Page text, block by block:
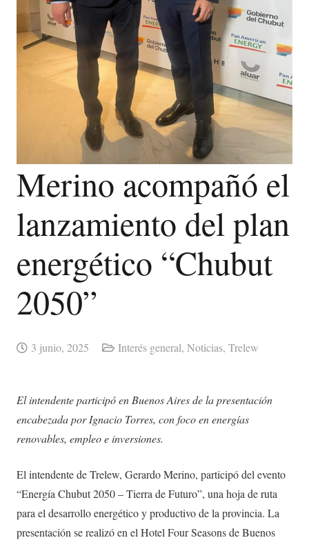
Merino acompañó el
lanzamiento del plan
energético “Chubut
2050”
3 junio, 2025 Interés general, Noticias, Trelew
El intendente participó en Buenos Aires de la presentación
encabezada por Ignacio Torres, con foco en energías
renovables, empleo e inversiones.
El intendente de Trelew, Gerardo Merino, participó del evento
“Energía Chubut 2050 – Tierra de Futuro”, una hoja de ruta
para el desarrollo energético y productivo de la provincia. La
presentación se realizó en el Hotel Four Seasons de Buenos